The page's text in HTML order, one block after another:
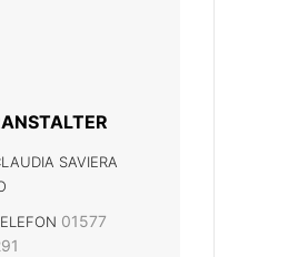
SAVIERA
01577